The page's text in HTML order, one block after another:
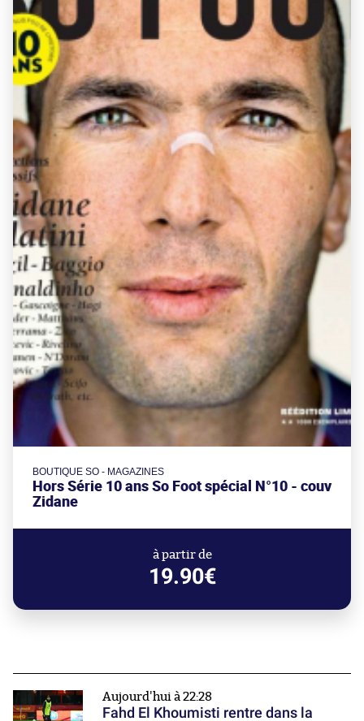
BOUTIQUE SO - MAGAZINES
Hors Série 10 ans So Foot spécial N°10 - couv
Zidane
à partir de
19.90€
Aujourd'hui à 22:28
Fahd El Khoumisti rentre dans la